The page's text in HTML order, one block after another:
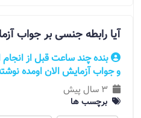
آیا رابطه جنسی بر جواب
بنده چند ساعت قبل از
و جواب آزمایش الان اومده
3 سال پیش
برچسب ها